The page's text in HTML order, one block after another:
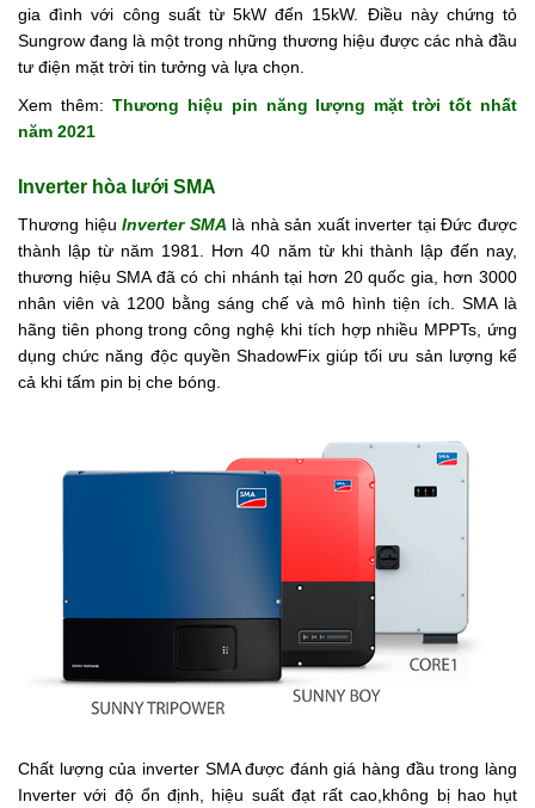
gia đình với công suất từ 5kW đến 15kW. Điều này chứng tỏ
Sungrow đang là một trong những thương hiệu được các nhà đầu
tư điện mặt trời tin tưởng và lựa chọn.
Xem thêm: Thương hiệu pin năng lượng mặt trời tốt nhất
năm 2021
Inverter hòa lưới SMA
Thương hiệuInverter SMA là nhà sản xuất inverter tại Đức được
thành lập từ năm 1981. Hơn 40 năm từ khi thành lập đến nay,
thương hiệu SMA đã có chi nhánh tại hơn 20 quốc gia, hơn 3000
nhân viên và 1200 bằng sáng chế và mô hình tiện ích. SMA là
hãng tiên phong trong công nghệ khi tích hợp nhiều MPPTs, ứng
dụng chức năng độc quyền ShadowFix giúp tối ưu sản lượng kể
cả khi tấm pin bị che bóng.
Chất lượng của inverter SMA được đánh giá hàng đầu trong làng
Inverter với độ ổn định, hiệu suất đạt rất cao,không bị hao hụt